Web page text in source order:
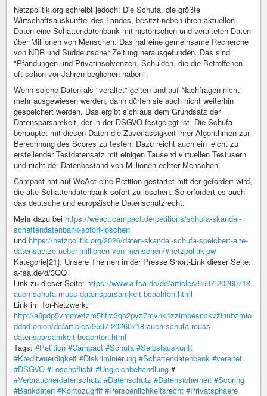
Netzpolitik.org schreibt jedoch: Die Schufa, die größte
Wirtschaftsauskunftei des Landes, besitzt neben ihren aktuellen
Daten eine Schattendatenbank mit historischen und veralteten Daten
über Millionen von Menschen. Das hat eine gemeinsame Recherche
von NDR und Süddeutscher Zeitung herausgefunden. Das sind
"Pfändungen und Privatinsolvenzen, Schulden, die die Betroffenen
oft schon vor Jahren beglichen haben".
Wenn solche Daten als "veraltet" gelten und auf Nachfragen nicht
mehr ausgewiesen werden, dann dürfen sie auch nicht weiterhin
gespeichert werden. Das ergibt sich aus dem Grundsatz der
Datensparsamkeit, der in der DSGVO festgelegt ist. Die Schufa
behauptet mit diesen Daten die Zuverlässigkeit ihrer Algorithmen zur
Berechnung des Scores zu testen. Dazu reicht auch ein leicht zu
erstellender Testdatensatz mit einigen Tausend virtuellen Testusern
und nicht der Datenbestand von Millionen echter Menschen.
Campact hat auf WeAct eine Petition gestartet mit der gefordert wird,
die alte Schattendatenbank sofort zu löschen. So erfordert es auch
das deutsche und europäische Datenschutzrecht.
Mehr dazu bei https://weact.campact.de/petitions/schufa-skandal-
schattendatenbank-sofort-loschen
und https://netzpolitik.org/2026/daten-skandal-schufa-speichert-alte-
datensaetze-ueber-millionen-von-menschen/#netzpolitik-pw
Kategorie[21]: Unsere Themen in der Presse Short-Link dieser Seite:
a-fsa.de/d/3QQ
Link zu dieser Seite: https://www.a-fsa.de/de/articles/9597-20260718-
auch-schufa-muss-datensparsamkeit-beachten.html
Link im Tor-Netzwerk:
http://a6pdp5vmmw4zm5tifrc3qo2pyz7mvnk4zzimpesnckvzinubzmio
ddad.onion/de/articles/9597-20260718-auch-schufa-muss-
datensparsamkeit-beachten.html
Tags: #Petition #Campact #Schufa #Selbstauskunft
#Kreditwuerdigkeit #Diskriminierung #Schattendatenbank #veraltet
#DSGVO #Löschpflicht #Ungleichbehandlung #
#Verbraucherdatenschutz #Datenschutz #Datensicherheit #Scoring
#Bankdaten #Kontozugriff #Persoenlichkeitsrecht #Privatsphaere